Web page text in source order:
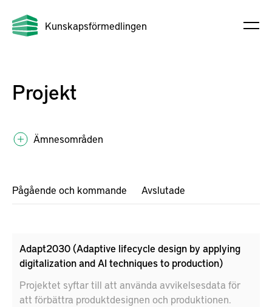
Kunskapsförmedlingen
Projekt
Ämnesområden
Pågående och kommande Avslutade
Adapt2030 (Adaptive lifecycle design by applying
digitalization and AI techniques to production)
Projektet syftar till att använda avvikelsesdata för
att förbättra produktdesignen och produktionen.